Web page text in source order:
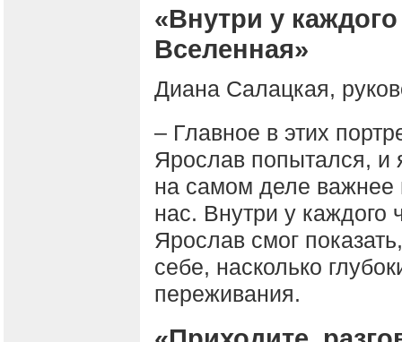
«Внутри у
Вселенная»
Диана Салацкая,
– Главное в этих
Ярослав попытался, и
на самом деле важнее
нас. Внутри у каждого
Ярослав смог
себе, насколько
переживания.